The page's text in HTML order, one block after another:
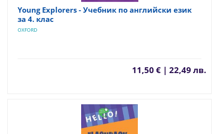
Young Explorers - Учебник по английски език
за 4. клас
OXFORD
11,50 € | 22,49 лв.